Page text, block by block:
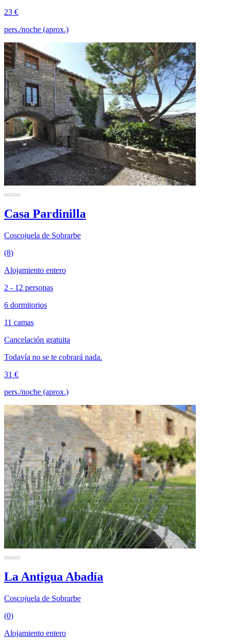
23 €
pers./noche (aprox.)
Casa Pardinilla
Coscojuela de Sobrarbe
(8)
Alojamiento entero
2 - 12 personas
6 dormitorios
11 camas
Cancelación gratuita
Todavía no se te cobrará nada.
31 €
pers./noche (aprox.)
La Antigua Abadía
Coscojuela de Sobrarbe
(0)
Alojamiento entero